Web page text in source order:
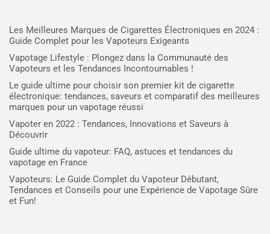
Les Meilleures Marques de Cigarettes Électroniques en 2024 :
Guide Complet pour les Vapoteurs Exigeants
Vapotage Lifestyle : Plongez dans la Communauté des
Vapoteurs et les Tendances Incontournables !
Le guide ultime pour choisir son premier kit de cigarette
électronique: tendances, saveurs et comparatif des meilleures
marques pour un vapotage réussi
Vapoter en 2022 : Tendances, Innovations et Saveurs à
Découvrir
Guide ultime du vapoteur: FAQ, astuces et tendances du
vapotage en France
Vapoteurs: Le Guide Complet du Vapoteur Débutant,
Tendances et Conseils pour une Expérience de Vapotage Sûre
et Fun!